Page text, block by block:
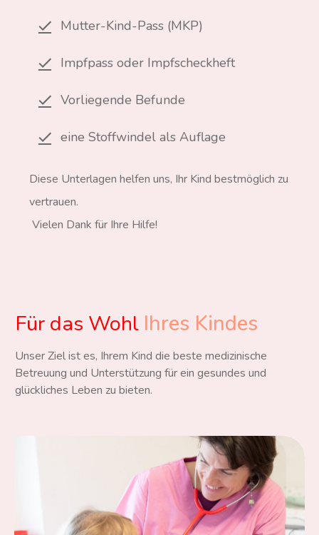
Mutter-Kind-Pass (MKP)
Impfpass oder Impfscheckheft
Vorliegende Befunde
eine Stoffwindel als Auflage
Diese Unterlagen helfen uns, Ihr Kind bestmöglich zu
vertrauen.
Vielen Dank für Ihre Hilfe!
Für das Wohl Ihres Kindes
Unser Ziel ist es, Ihrem Kind die beste medizinische
Betreuung und Unterstützung für ein gesundes und
glückliches Leben zu bieten.